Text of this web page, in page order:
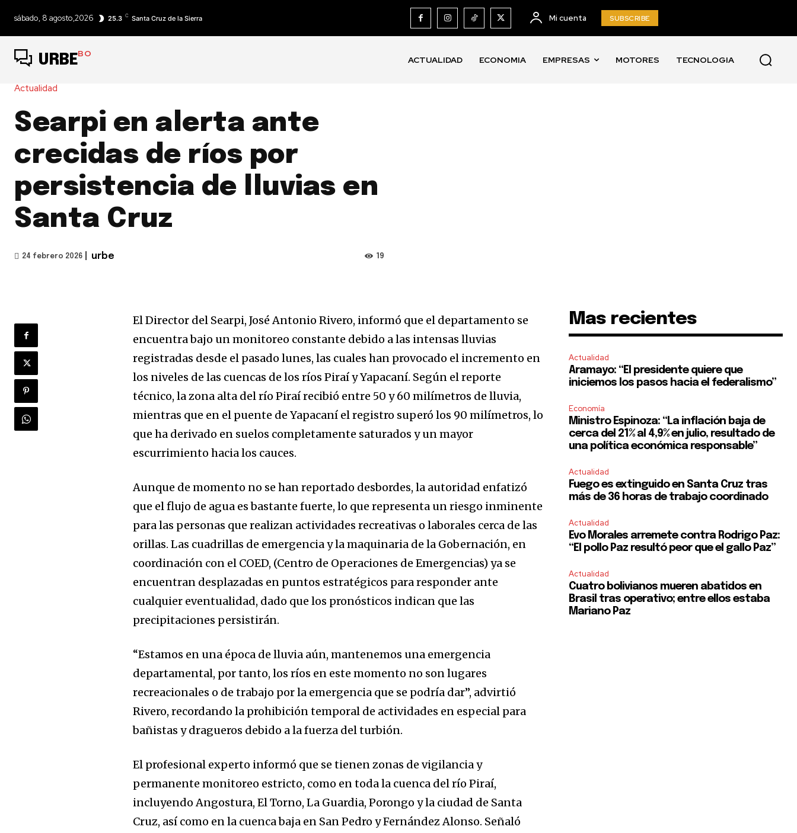
sábado, 8 agosto,2026 25.3 C Santa Cruz de la Sierra Mi cuenta SUBSCRIBE
URBEBO
ACTUALIDAD ECONOMIA EMPRESAS MOTORES TECNOLOGIA
Actualidad
Searpi en alerta ante
crecidas de ríos por
persistencia de lluvias en
Santa Cruz
24 febrero 2026 urbe 19
El Director del Searpi, José Antonio Rivero, informó que el departamento se
encuentra bajo un monitoreo constante debido a las intensas lluvias
registradas desde el pasado lunes, las cuales han provocado el incremento en
los niveles de las cuencas de los ríos Piraí y Yapacaní. Según el reporte
técnico, la zona alta del río Piraí recibió entre 50 y 60 milímetros de lluvia,
mientras que en el puente de Yapacaní el registro superó los 90 milímetros, lo
que ha derivado en suelos completamente saturados y un mayor
escurrimiento hacia los cauces.
Aunque de momento no se han reportado desbordes, la autoridad enfatizó
que el flujo de agua es bastante fuerte, lo que representa un riesgo inminente
para las personas que realizan actividades recreativas o laborales cerca de las
orillas. Las cuadrillas de emergencia y la maquinaria de la Gobernación, en
coordinación con el COED, (Centro de Operaciones de Emergencias) ya se
encuentran desplazadas en puntos estratégicos para responder ante
cualquier eventualidad, dado que los pronósticos indican que las
precipitaciones persistirán.
“Estamos en una época de lluvia aún, mantenemos una emergencia
departamental, por tanto, los ríos en este momento no son lugares
recreacionales o de trabajo por la emergencia que se podría dar”, advirtió
Rivero, recordando la prohibición temporal de actividades en especial para
bañistas y dragueros debido a la fuerza del turbión.
El profesional experto informó que se tienen zonas de vigilancia y
permanente monitoreo estricto, como en toda la cuenca del río Piraí,
incluyendo Angostura, El Torno, La Guardia, Porongo y la ciudad de Santa
Cruz, así como en la cuenca baja en San Pedro y Fernández Alonso. Señaló
Mas recientes
Actualidad
Aramayo: “El presidente quiere que
iniciemos los pasos hacia el federalismo”
Economía
Ministro Espinoza: “La inflación baja de
cerca del 21% al 4,9% en julio, resultado de
una política económica responsable”
Actualidad
Fuego es extinguido en Santa Cruz tras
más de 36 horas de trabajo coordinado
Actualidad
Evo Morales arremete contra Rodrigo Paz:
“El pollo Paz resultó peor que el gallo Paz”
Actualidad
Cuatro bolivianos mueren abatidos en
Brasil tras operativo; entre ellos estaba
Mariano Paz